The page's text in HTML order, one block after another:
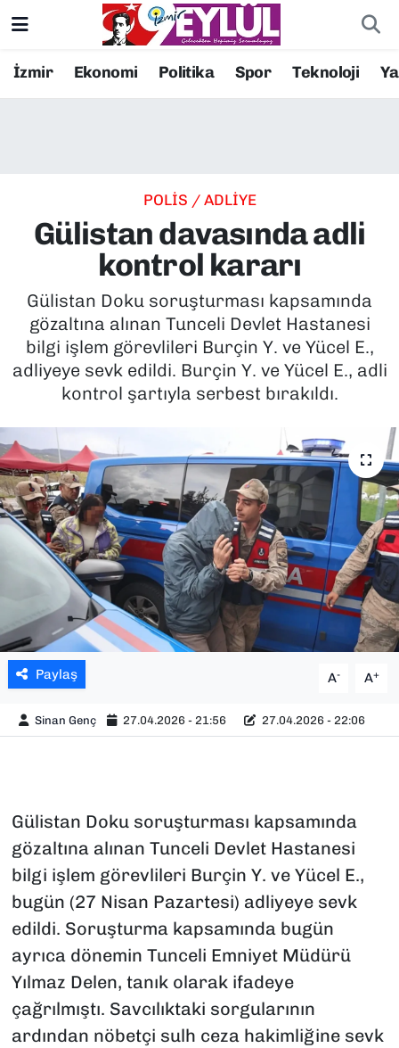
İzmir Ekonomi Politika Spor Teknoloji
POLİS / ADLİYE
Gülistan davasında adli
kontrol kararı
Gülistan Doku soruşturması kapsamında
gözaltına alınan Tunceli Devlet Hastanesi
bilgi işlem görevlileri Burçin Y. ve Yücel E.,
adliyeye sevk edildi. Burçin Y. ve Yücel E., adli
kontrol şartıyla serbest bırakıldı.
Paylaş A- A+
Sinan Genç 27.04.2026 - 21:56 27.04.2026 - 22:06
Gülistan Doku soruşturması kapsamında
gözaltına alınan Tunceli Devlet Hastanesi
bilgi işlem görevlileri Burçin Y. ve Yücel E.,
bugün (27 Nisan Pazartesi) adliyeye sevk
edildi. Soruşturma kapsamında bugün
ayrıca dönemin Tunceli Emniyet Müdürü
Yılmaz Delen, tanık olarak ifadeye
çağrılmıştı. Savcılıktaki sorgularının
ardından nöbetçi sulh ceza hakimliğine sevk
Resmi İlanlar
EKONOMİ
KÜLTÜR SANAT
MAGAZİN
POLİTİKA
SAĞLIK
SPOR
TEKNOLOJİ
YAŞAM
YEREL YÖNETİMLER
Konak Nöbetçi Eczaneler
Süper Lig Puan Durumu ve Fikstür
Tüm Manşetler
Son Dakika Haberleri
Haber Arşivi